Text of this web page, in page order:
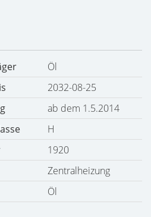
Öl
2032-08-25
ab dem 1.5.2014
H
1920
Zentralheizung
Öl